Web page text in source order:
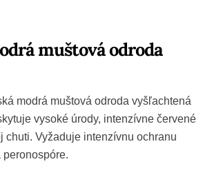
muštová odroda
modrá muštová odroda vyšľachtená
vysoké úrody, intenzívne červené
chuti. Vyžaduje intenzívnu ochranu
peronospóre.